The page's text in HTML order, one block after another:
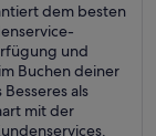
dem besten
und
Buchen deiner
als
mit der